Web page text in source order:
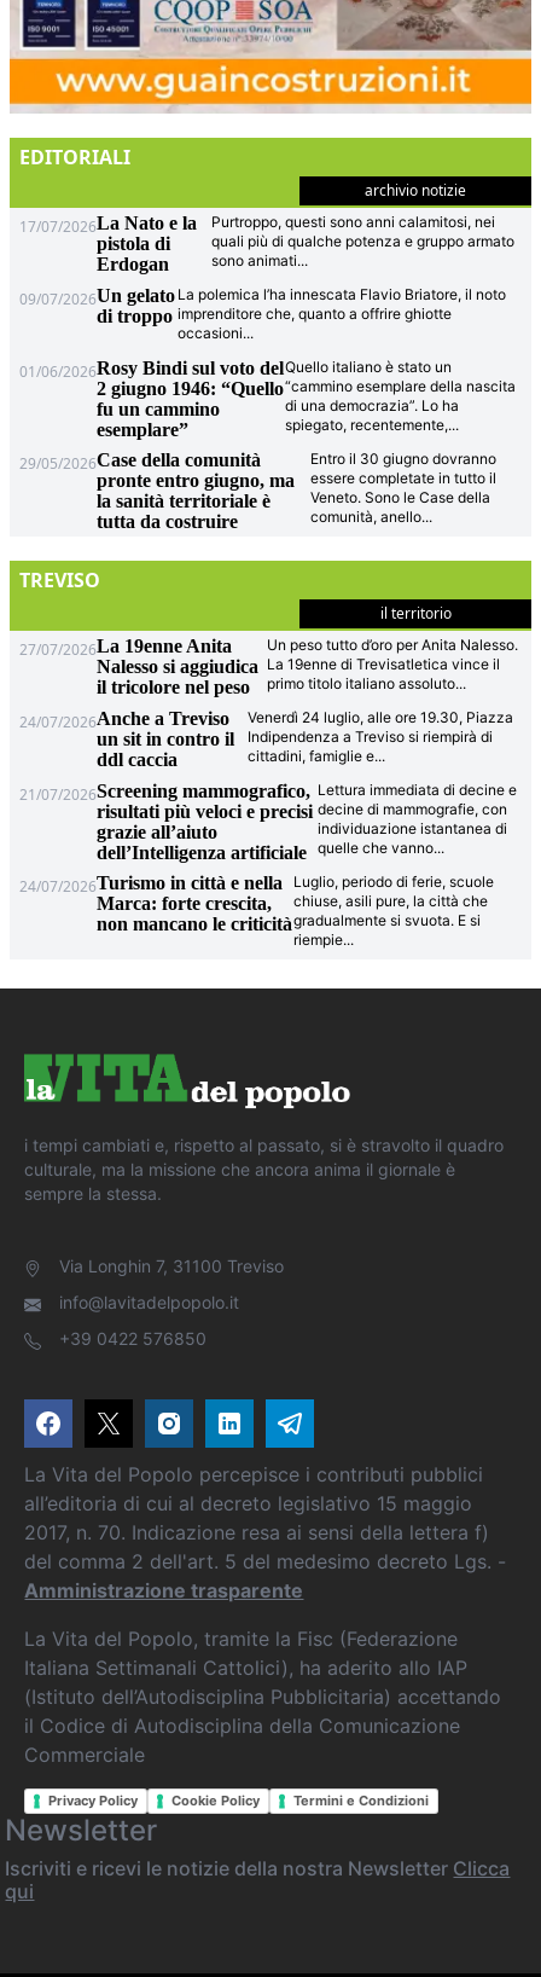
EDITORIALI
archivio notizie
17/07/2026La Nato e la
pistola di
Erdogan
Purtroppo, questi sono anni calamitosi, nei
quali più di qualche potenza e gruppo armato
sono animati...
09/07/2026Un gelato
di troppo
La polemica l’ha innescata Flavio Briatore, il noto
imprenditore che, quanto a offrire ghiotte
occasioni...
01/06/2026Rosy Bindi sul voto del
2 giugno 1946: “Quello
fu un cammino
esemplare”
Quello italiano è stato un
“cammino esemplare della nascita
di una democrazia”. Lo ha
spiegato, recentemente,...
29/05/2026Case della comunità
pronte entro giugno, ma
la sanità territoriale è
tutta da costruire
Entro il 30 giugno dovranno
essere completate in tutto il
Veneto. Sono le Case della
comunità, anello...
TREVISO
il territorio
27/07/2026La 19enne Anita
Nalesso si aggiudica
il tricolore nel peso
Un peso tutto d’oro per Anita Nalesso.
La 19enne di Trevisatletica vince il
primo titolo italiano assoluto...
24/07/2026Anche a Treviso
un sit in contro il
ddl caccia
Venerdì 24 luglio, alle ore 19.30, Piazza
Indipendenza a Treviso si riempirà di
cittadini, famiglie e...
21/07/2026Screening mammografico,
risultati più veloci e precisi
grazie all’aiuto
dell’Intelligenza artificiale
Lettura immediata di decine e
decine di mammografie, con
individuazione istantanea di
quelle che vanno...
24/07/2026Turismo in città e nella
Marca: forte crescita,
non mancano le criticità
Luglio, periodo di ferie, scuole
chiuse, asili pure, la città che
gradualmente si svuota. E si
riempie...
i tempi cambiati e, rispetto al passato, si è stravolto il quadro
culturale, ma la missione che ancora anima il giornale è
sempre la stessa.
Via Longhin 7, 31100 Treviso
info@lavitadelpopolo.it
+39 0422 576850
La Vita del Popolo percepisce i contributi pubblici
all’editoria di cui al decreto legislativo 15 maggio
2017, n. 70. Indicazione resa ai sensi della lettera f)
del comma 2 dell'art. 5 del medesimo decreto Lgs. -
Amministrazione trasparente
La Vita del Popolo, tramite la Fisc (Federazione
Italiana Settimanali Cattolici), ha aderito allo IAP
(Istituto dell’Autodisciplina Pubblicitaria) accettando
il Codice di Autodisciplina della Comunicazione
Commerciale
Privacy Policy Cookie Policy Termini e Condizioni
Newsletter
Iscriviti e ricevi le notizie della nostra Newsletter Clicca
qui